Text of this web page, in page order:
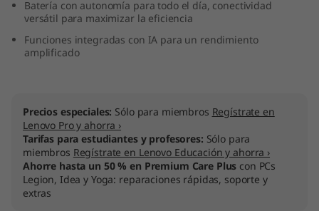
Batería con autonomía para todo el día, conectividad
versátil para maximizar la eficiencia
Funciones integradas con IA para un rendimiento
amplificado
Precios especiales: Sólo para miembros Regístrate en
Lenovo Pro y ahorra ›
Tarifas para estudiantes y profesores: Sólo para
miembros Regístrate en Lenovo Educación y ahorra ›
Ahorre hasta un 50 % en Premium Care Plus con PCs
Legion, Idea y Yoga: reparaciones rápidas, soporte y
extras